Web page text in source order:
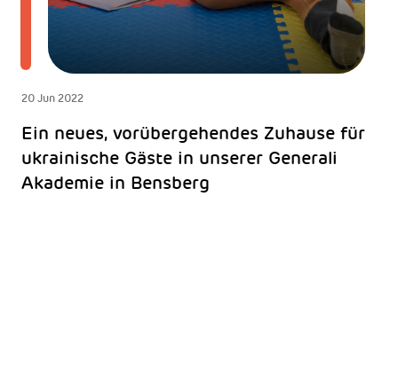
20 Jun 2022
Ein neues, vorübergehendes Zuhause für
ukrainische Gäste in unserer Generali
Akademie in Bensberg